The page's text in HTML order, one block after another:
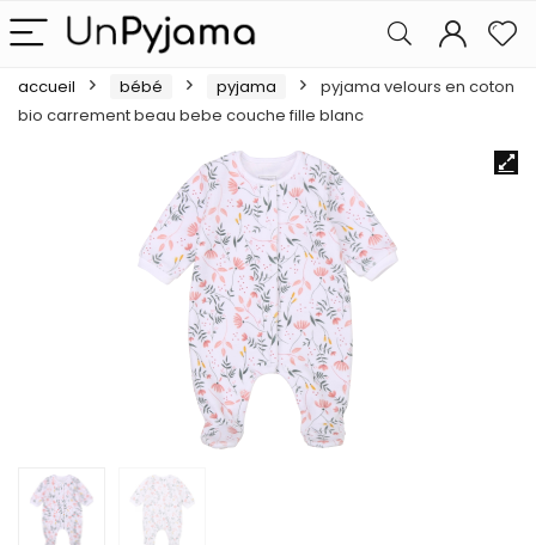
accueil bébé pyjama
pyjama velours en coton
bio carrement beau bebe couche fille blanc